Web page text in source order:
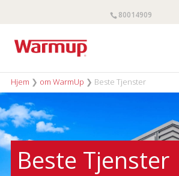
80014909
Hjem ❯ om WarmUp ❯ Beste Tjenster
Beste Tjenster